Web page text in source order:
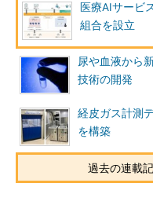
医療AIサービ
組合を設立
尿や血液から
技術の開発
経皮ガス計測
を構築
過去の連載